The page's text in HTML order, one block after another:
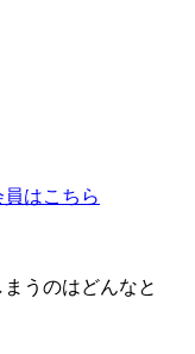
員はこちら
うのはどんなと